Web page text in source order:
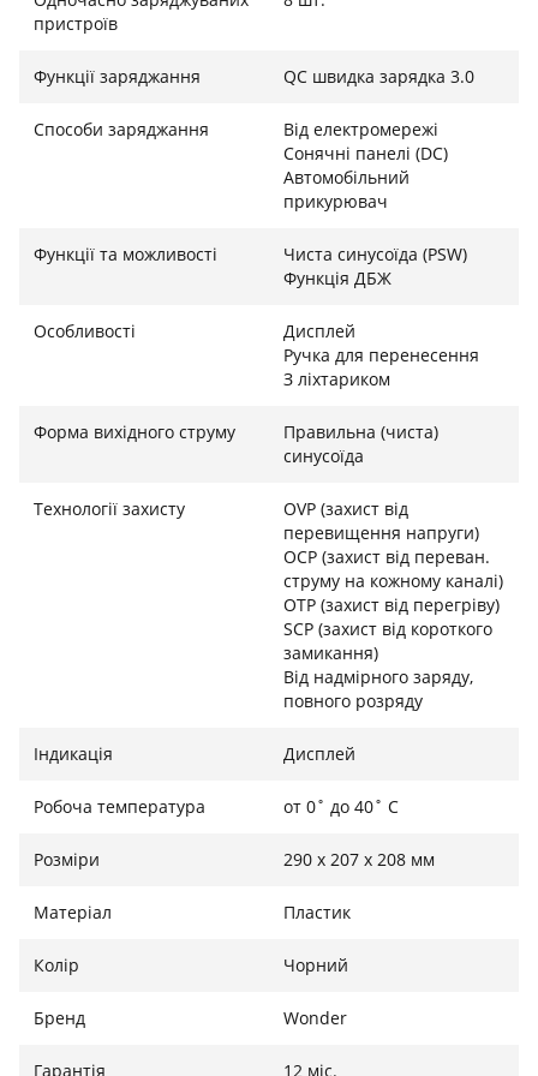
енергію сонця. Підтримка сонячних панелей
екологічним та незамінним у польових умовах.
Інвестиція в довговічність (LiFePO4)
прослужить вам довгі роки. В основі станції лежить
сучасний літій-залізо-фосфатний акумулятор
понад 2000 циклів заряду-розряду зі збереженням
ємності, що значно перевищує показники
вбудовані системи захисту надійно оберігають
пристрій від перегріву, перевантаження та
Інтегрований цифровий LCD-дисплей дозволяє
тримати руку на пульсі енергоспоживання. Ви
завжди будете знати точний рівень заряду у
відсотках, поточну вхідну та вихідну потужність.
Інтерфейс інтуїтивно зрозумілий, що робить
безпечним навіть для новачків.
1200 Вт піково (Чиста синусоїда)
ноутбуків)
пристроїв
Функції заряджання QC швидка зарядка 3.0
Способи заряджання
Від електромережі
Сонячні панелі (DC)
Автомобільний
прикурювач
Функції та можливості
Чиста синусоїда (PSW)
Функція ДБЖ
Особливості
Дисплей
Ручка для перенесення
З ліхтариком
Форма вихідного струму
Правильна (чиста)
синусоїда
Технології захисту
OVP (захист від
перевищення напруги)
OCP (захист від переван.
струму на кожному каналі)
OTP (захист від перегріву)
SCP (захист від короткого
замикання)
Від надмірного заряду,
повного розряду
Індикація Дисплей
Робоча температура от 0˚ до 40˚ C
Розміри 290 x 207 x 208 мм
Матеріал Пластик
Колір Чорний
Бренд Wonder
Гарантія 12 міс.